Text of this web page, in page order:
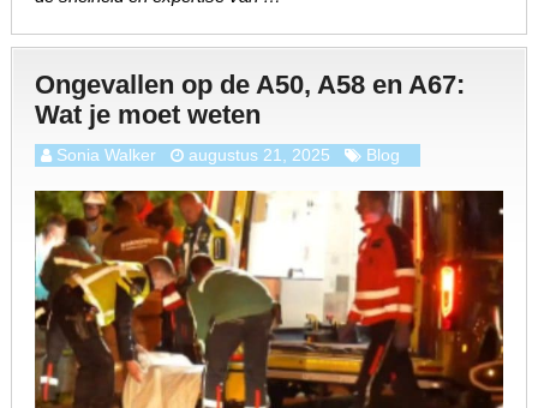
Ongevallen op de A50, A58 en A67:
Wat je moet weten
Sonia Walker augustus 21, 2025 Blog